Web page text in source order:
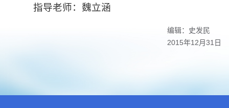
指导老师：魏立涵
编辑：史发民
2015年12月31日